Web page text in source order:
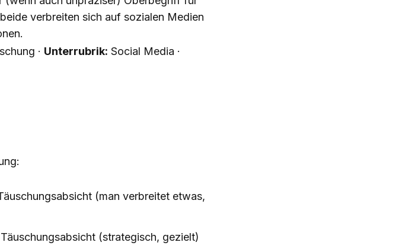
verbreiten sich auf sozialen Medien
· Unterrubrik: Social Media ·
(man verbreitet etwas,
(strategisch, gezielt)